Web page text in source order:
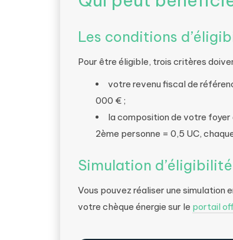
Les conditions
Pour être éligible, trois critères
votre revenu fiscal de
000 € ;
la composition de votre foyer
2ème personne = 0,5 UC,
Simulation d’éligibilité
Vous pouvez réaliser une simulation
votre chèque énergie sur le portail